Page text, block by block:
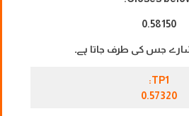
0.58150
جس کی طرف جاتا ہے۔
TP1:
0.57320